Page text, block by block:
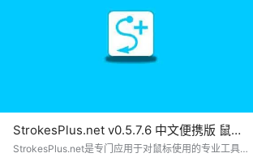
StrokesPlus.net v0.5.7.6 中文便携版 鼠标
手势工具
StrokesPlus.net是专门应用于对鼠标使用的专业工具。